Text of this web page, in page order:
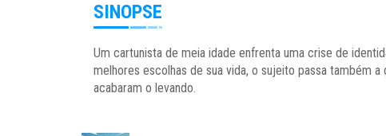
SINOPSE
Um cartunista de meia idade enfrenta uma crise de
melhores escolhas de sua vida, o sujeito passa também
acabaram o levando.